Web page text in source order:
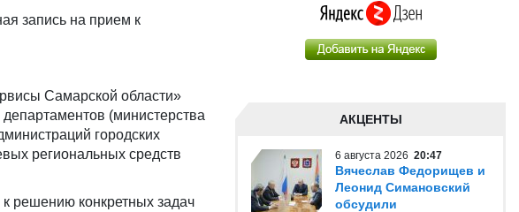
запись на прием к
Самарской области»
(министерства
городских
региональных средств
решению конкретных задач
АКЦЕНТЫ
6 августа 2026 20:47
Вячеслав Федорищев и
Леонид Симановский
обсудили